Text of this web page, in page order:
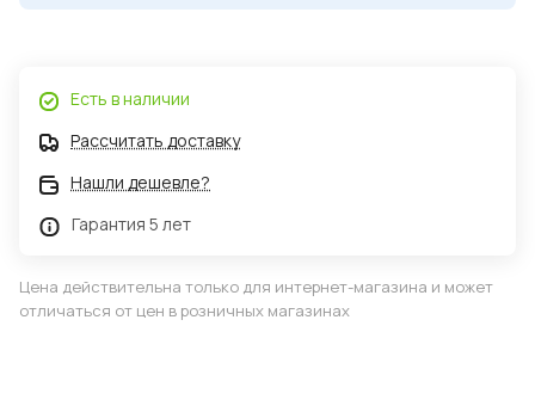
Есть в наличии
Рассчитать доставку
Нашли дешевле?
Гарантия 5 лет
Цена действительна только для интернет-магазина и может
отличаться от цен в розничных магазинах